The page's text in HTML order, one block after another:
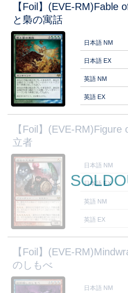
【Foil】(EVE-RM)Fable
と梟の寓話
日本語 NM
日本語 EX
英語 NM
英語 EX
【Foil】(EVE-
立者
日本語 NM
日本語 EX
英語 NM
英語 EX
【Foil】(EVE-
のしもべ
日本語 NM